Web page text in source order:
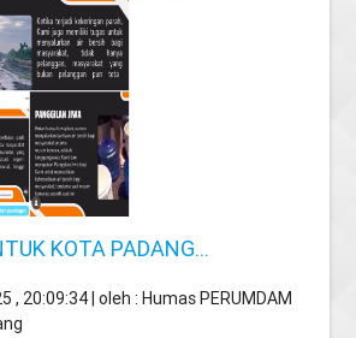
KOTA PADANG...
, 20:09:34 | oleh : Humas PERUMDAM